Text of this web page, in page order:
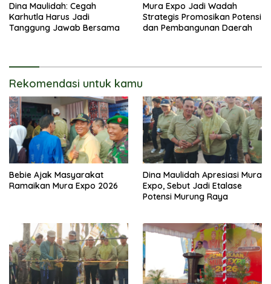
Dina Maulidah: Cegah
Karhutla Harus Jadi
Tanggung Jawab Bersama
Mura Expo Jadi Wadah
Strategis Promosikan Potensi
dan Pembangunan Daerah
Rekomendasi untuk kamu
Bebie Ajak Masyarakat
Ramaikan Mura Expo 2026
Dina Maulidah Apresiasi Mura
Expo, Sebut Jadi Etalase
Potensi Murung Raya